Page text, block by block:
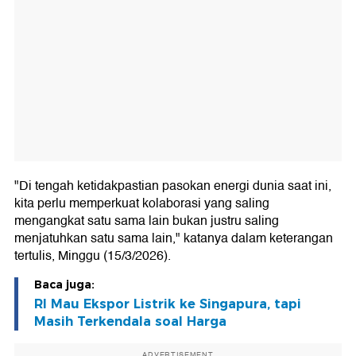
"Di tengah ketidakpastian pasokan energi dunia saat ini,
kita perlu memperkuat kolaborasi yang saling
mengangkat satu sama lain bukan justru saling
menjatuhkan satu sama lain," katanya dalam keterangan
tertulis, Minggu (15/3/2026).
Baca juga:
RI Mau Ekspor Listrik ke Singapura, tapi
Masih Terkendala soal Harga